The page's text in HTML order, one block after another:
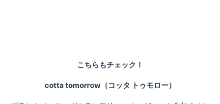
こちらもチェック！
cotta tomorrow（コッタ トゥモロー）